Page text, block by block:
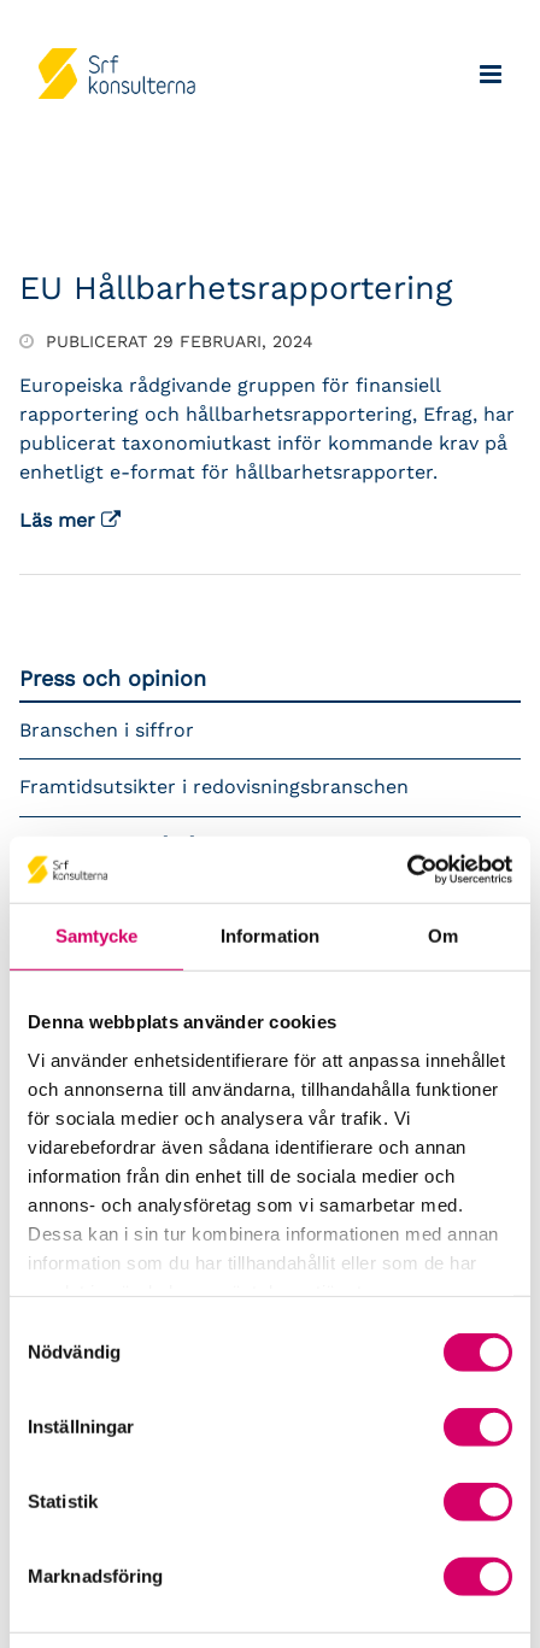
Samtycke Information Om
Denna webbplats använder cookies
Vi använder enhetsidentifierare för att anpassa innehållet
och annonserna till användarna, tillhandahålla funktioner
för sociala medier och analysera vår trafik. Vi
vidarebefordrar även sådana identifierare och annan
information från din enhet till de sociala medier och
annons- och analysföretag som vi samarbetar med.
Dessa kan i sin tur kombinera informationen med annan
information som du har tillhandahållit eller som de har
Nödvändig
Inställningar
Statistik
Marknadsföring
EU Hållbarhetsrapportering
PUBLICERAT 29 FEBRUARI, 2024
Europeiska rådgivande gruppen för finansiell
rapportering och hållbarhetsrapportering, Efrag, har
publicerat taxonomiutkast inför kommande krav på
enhetligt e-format för hållbarhetsrapporter.
Läs mer
Press och opinion
Branschen i siffror
Framtidsutsikter i redovisningsbranschen
Prenumerera på våra nyhetsbrev
Pressrum
Remisser
Samverkan med myndigheter och organisationer
Srf Fokusrapport 2024 – insikter för hållbart
företagande
Våra nyhetskanaler
Tidningen Konsulten
Öppet brev till Myndigheten för yrkeshögskolan
Framtidsutsikter i lönebranschen